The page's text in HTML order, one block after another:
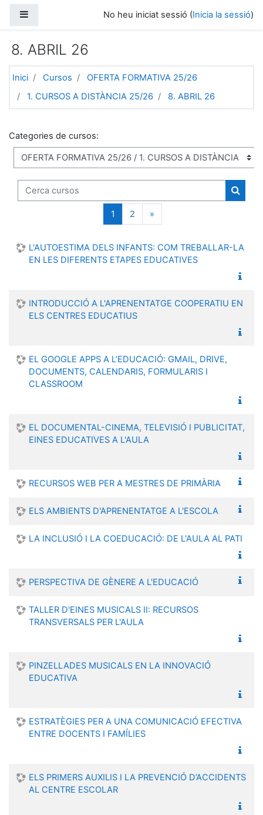
No heu iniciat sessió (Inicia la sessió)
8. ABRIL 26
Inici Cursos
OFERTA FORMATIVA 25/26
1. CURSOS A DISTÀNCIA 25/26
8. ABRIL 26
Categories de cursos:
Cerca cursos
Cerca
1 (current)
2 »Següent
L'AUTOESTIMA DELS INFANTS: COM TREBALLAR-LA
EN LES DIFERENTS ETAPES EDUCATIVES
INTRODUCCIÓ A L'APRENENTATGE COOPERATIU EN
ELS CENTRES EDUCATIUS
EL GOOGLE APPS A L’EDUCACIÓ: GMAIL, DRIVE,
DOCUMENTS, CALENDARIS, FORMULARIS I
CLASSROOM
EL DOCUMENTAL-CINEMA, TELEVISIÓ I PUBLICITAT,
EINES EDUCATIVES A L'AULA
RECURSOS WEB PER A MESTRES DE PRIMÀRIA
ELS AMBIENTS D'APRENENTATGE A L'ESCOLA
LA INCLUSIÓ I LA COEDUCACIÓ: DE L'AULA AL PATI
PERSPECTIVA DE GÈNERE A L'EDUCACIÓ
TALLER D'EINES MUSICALS II: RECURSOS
TRANSVERSALS PER L'AULA
PINZELLADES MUSICALS EN LA INNOVACIÓ
EDUCATIVA
ESTRATÈGIES PER A UNA COMUNICACIÓ EFECTIVA
ENTRE DOCENTS I FAMÍLIES
ELS PRIMERS AUXILIS I LA PREVENCIÓ D’ACCIDENTS
AL CENTRE ESCOLAR